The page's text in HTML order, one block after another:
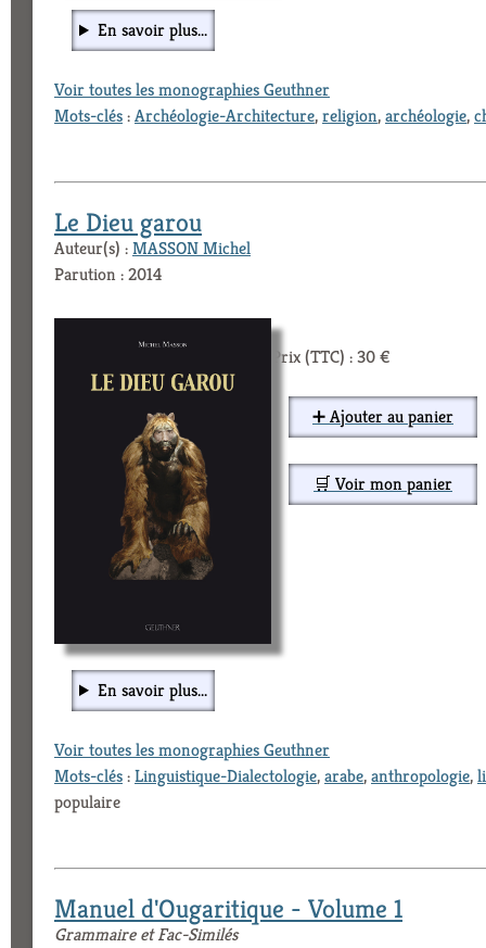
En savoir plus...
Voir toutes les monographies Geuthner
Mots-clés:Archéologie-Architecture,religion,archéologie,
Le Dieu garou
Auteur(s) :MASSON Michel
Parution : 2014
Prix (TTC) : 30 €
➕ Ajouter au panier
🛒 Voir mon panier
En savoir plus...
Voir toutes les monographies Geuthner
Mots-clés:Linguistique-Dialectologie,arabe,anthropologie,
populaire
Manuel d'Ougaritique - Volume 1
Grammaire et Fac-Similés